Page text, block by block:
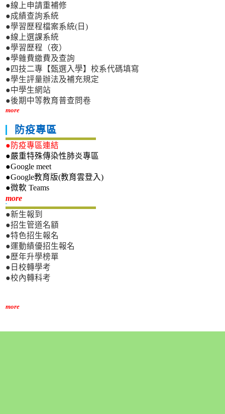
●線上申請重補修
●成績查詢系統
●學習歷程檔案系統(日)
●線上選課系統
●學習歷程（夜）
●學雜費繳費及查詢
●四技二專【甄選入學】校系代碼填寫
●學生評量辦法及補充規定
●中學生網站
●後期中等教育普查問卷
more
防疫專區
●防疫專區連結
●嚴重特殊傳染性肺炎專區
●Google meet
●Google教育版(教育雲登入)
●微軟 Teams
more新生專區
●新生報到
●招生管道名額
●特色招生報名
●運動績優招生報名
●歷年升學榜單
●日校轉學考
●校內轉科考
more